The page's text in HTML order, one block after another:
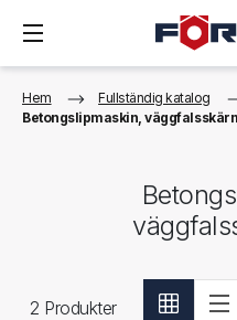
Hem Fullständig katalog
Betongslipmaskin,
2 Produkter